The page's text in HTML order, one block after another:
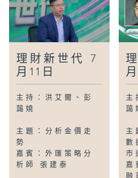
理財新世代 7
月11日
主持：洪艾爾、彭
藹嬈
主題：分析金價走
勢
嘉賓：外匯策略分
析師 張建泰
主
藹
主
數
市
嘉
融